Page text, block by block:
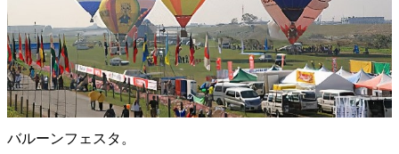
バルーンフェスタ。